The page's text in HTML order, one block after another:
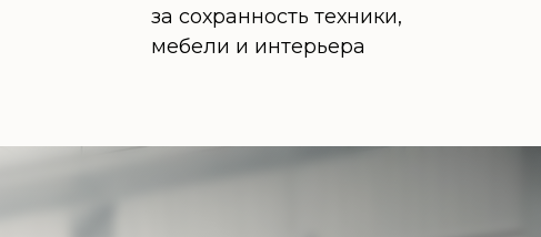
за сохранность техники,
мебели и интерьера